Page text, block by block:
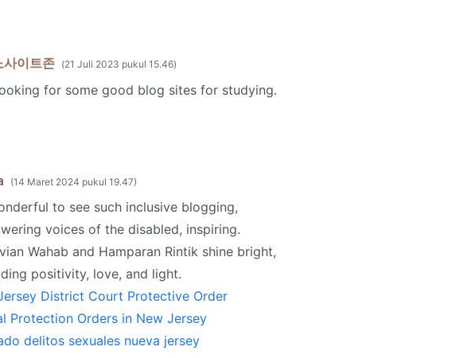
사이트존 21 Juli 2023 pukul 15.46
for some good blog sites for studying.
14 Maret 2024 pukul 19.47
to see such inclusive blogging,
voices of the disabled, inspiring.
Wahab and Hamparan Rintik shine bright,
positivity, love, and light.
District Court Protective Order
Protection Orders in New Jersey
delitos sexuales nueva jersey